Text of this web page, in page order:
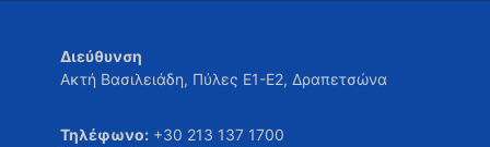
Διεύθυνση
Ακτή Βασιλειάδη, Πύλες Ε1-Ε2, Δραπετσώνα
Τηλέφωνο: +30 213 137 1700